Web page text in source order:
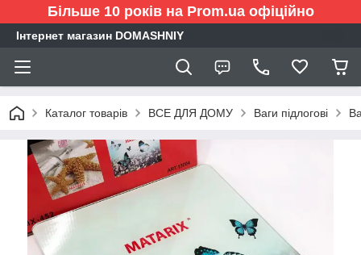
Більше 10 років на Prom.ua офіційно
Інтернет магазин DOMASHNIY
Каталог товарів ВСЕ ДЛЯ ДОМУ Ваги підлогові